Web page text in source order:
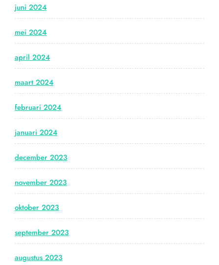
juni 2024
mei 2024
april 2024
maart 2024
februari 2024
januari 2024
december 2023
november 2023
oktober 2023
september 2023
augustus 2023